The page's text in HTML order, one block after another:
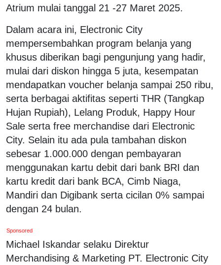
Atrium mulai tanggal 21 -27 Maret 2025.
Dalam acara ini, Electronic City
mempersembahkan program belanja yang
khusus diberikan bagi pengunjung yang hadir,
mulai dari diskon hingga 5 juta, kesempatan
mendapatkan voucher belanja sampai 250 ribu,
serta berbagai aktifitas seperti THR (Tangkap
Hujan Rupiah), Lelang Produk, Happy Hour
Sale serta free merchandise dari Electronic
City. Selain itu ada pula tambahan diskon
sebesar 1.000.000 dengan pembayaran
menggunakan kartu debit dari bank BRI dan
kartu kredit dari bank BCA, Cimb Niaga,
Mandiri dan Digibank serta cicilan 0% sampai
dengan 24 bulan.
Sponsored
Michael Iskandar selaku Direktur
Merchandising & Marketing PT. Electronic City